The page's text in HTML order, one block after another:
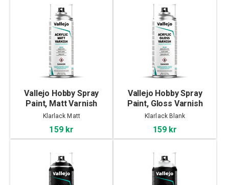
Vallejo Hobby Spray
Paint, Matt Varnish
400ml
Klarlack Matt
159 kr
Vallejo Hobby Spray
Paint, Gloss Varnish
400ml
Klarlack Blank
159 kr